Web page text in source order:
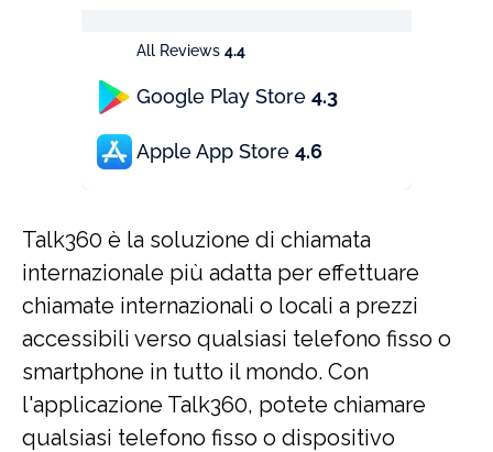
All Reviews 4.4
Google Play Store 4.3
Apple App Store 4.6
Talk360 è la soluzione di chiamata
internazionale più adatta per effettuare
chiamate internazionali o locali a prezzi
accessibili verso qualsiasi telefono fisso o
smartphone in tutto il mondo. Con
l'applicazione Talk360, potete chiamare
qualsiasi telefono fisso o dispositivo